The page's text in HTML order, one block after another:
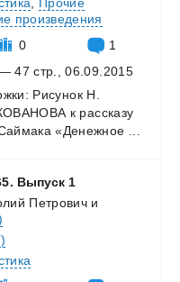
произведения
0
1
47 стр., 06.09.2015
Рисунок Н.
к рассказу
«Денежное
Выпуск 1
Петрович и